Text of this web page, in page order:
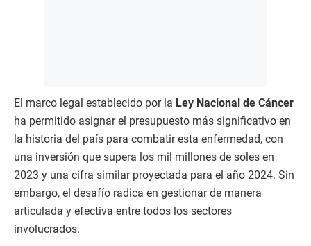
El marco legal establecido por la Ley Nacional de Cáncer
ha permitido asignar el presupuesto más significativo en
la historia del país para combatir esta enfermedad, con
una inversión que supera los mil millones de soles en
2023 y una cifra similar proyectada para el año 2024. Sin
embargo, el desafío radica en gestionar de manera
articulada y efectiva entre todos los sectores
involucrados.